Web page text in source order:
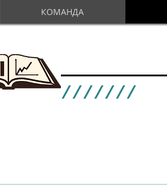
КОМАНДА
///////